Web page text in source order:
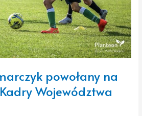
powołany na
Województwa